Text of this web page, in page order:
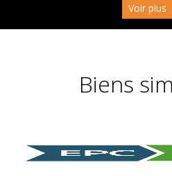
Voir plus
Biens